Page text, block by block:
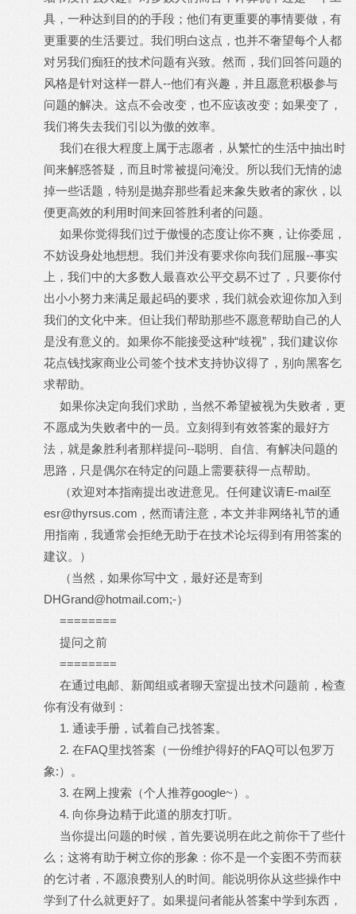
具，一种达到目的的手段；他们有更重要的事情要做，有
更重要的生活要过。我们明白这点，也并不奢望每个人都
对另我们痴狂的技术问题有兴致。然而，我们回答问题的
风格是针对这样一群人--他们有兴趣，并且愿意积极参与
问题的解决。这点不会改变，也不应该改变；如果变了，
我们将失去我们引以为傲的效率。
我们在很大程度上属于志愿者，从繁忙的生活中抽出时
间来解惑答疑，而且时常被提问淹没。所以我们无情的滤
掉一些话题，特别是抛弃那些看起来象失败者的家伙，以
便更高效的利用时间来回答胜利者的问题。
如果你觉得我们过于傲慢的态度让你不爽，让你委屈，
不妨设身处地想想。我们并没有要求你向我们屈服--事实
上，我们中的大多数人最喜欢公平交易不过了，只要你付
出小小努力来满足最起码的要求，我们就会欢迎你加入到
我们的文化中来。但让我们帮助那些不愿意帮助自己的人
是没有意义的。如果你不能接受这种“歧视”，我们建议你
花点钱找家商业公司签个技术支持协议得了，别向黑客乞
求帮助。
如果你决定向我们求助，当然不希望被视为失败者，更
不愿成为失败者中的一员。立刻得到有效答案的最好方
法，就是象胜利者那样提问--聪明、自信、有解决问题的
思路，只是偶尔在特定的问题上需要获得一点帮助。
（欢迎对本指南提出改进意见。任何建议请E-mail至
esr@thyrsus.com，然而请注意，本文并非网络礼节的通
用指南，我通常会拒绝无助于在技术论坛得到有用答案的
建议。）
（当然，如果你写中文，最好还是寄到
DHGrand@hotmail.com;-）
========
提问之前
========
在通过电邮、新闻组或者聊天室提出技术问题前，检查
你有没有做到：
1. 通读手册，试着自己找答案。
2. 在FAQ里找答案（一份维护得好的FAQ可以包罗万
象:）。
3. 在网上搜索（个人推荐google~）。
4. 向你身边精于此道的朋友打听。
当你提出问题的时候，首先要说明在此之前你干了些什
么；这将有助于树立你的形象：你不是一个妄图不劳而获
的乞讨者，不愿浪费别人的时间。能说明你从这些操作中
学到了什么就更好了。如果提问者能从答案中学到东西，